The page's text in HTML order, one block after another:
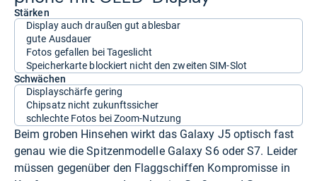
Stärken
Display auch draußen gut ablesbar
gute Ausdauer
Fotos gefallen bei Tageslicht
Speicherkarte blockiert nicht den zweiten SIM-Slot
Schwächen
Displayschärfe gering
Chipsatz nicht zukunftssicher
schlechte Fotos bei Zoom-Nutzung
Beim groben Hinsehen wirkt das Galaxy J5 optisch fast
genau wie die Spitzenmodelle Galaxy S6 oder S7. Leider
müssen gegenüber den Flaggschiffen Kompromisse in